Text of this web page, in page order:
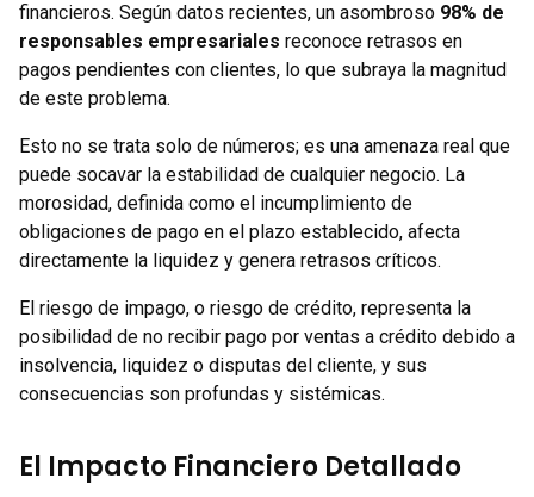
financieros. Según datos recientes, un asombroso 98% de
responsables empresariales reconoce retrasos en
pagos pendientes con clientes, lo que subraya la magnitud
de este problema.
Esto no se trata solo de números; es una amenaza real que
puede socavar la estabilidad de cualquier negocio. La
morosidad, definida como el incumplimiento de
obligaciones de pago en el plazo establecido, afecta
directamente la liquidez y genera retrasos críticos.
El riesgo de impago, o riesgo de crédito, representa la
posibilidad de no recibir pago por ventas a crédito debido a
insolvencia, liquidez o disputas del cliente, y sus
consecuencias son profundas y sistémicas.
El Impacto Financiero Detallado